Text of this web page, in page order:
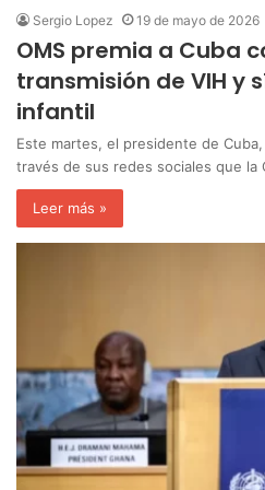
Sergio Lopez 19 de mayo de 2026
OMS premia a Cuba
transmisión de VIH y
infantil
Este martes, el presidente de
través de sus redes sociales que la
Leer más »